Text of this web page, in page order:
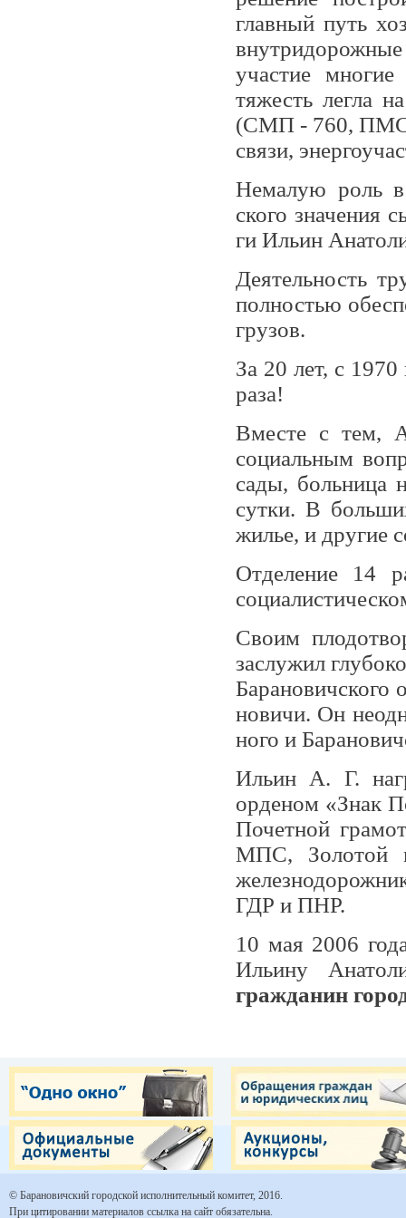
главный путь
участие
тяжесть легла
(СМП - 760, ПМС -
связи,
Немалую роль
ского значения
ги Ильин
Деятельность
полностью
грузов.
За 20 лет, с
раза!
Вместе с тем,
социальным
сады, больница
сут­ки. В
жилье, и другие
Отделение 14
Своим
заслужил
Барановичского
новичи. Он
ного и
Ильин А. Г.
орденом «Знак
Почетной
МПС, Золотой
ГДР и ПНР.
10 мая 2006
Ильину
гражданин
© Барановичский городской исполнительный комитет, 2016.
При цитировании материалов ссылка на сайт обязательна.